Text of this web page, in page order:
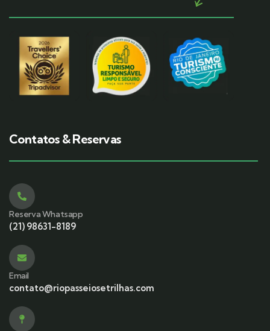
Contatos & Reservas
Reserva Whatsapp
(21) 98631-8189
Email
contato@riopasseiosetrilhas.com